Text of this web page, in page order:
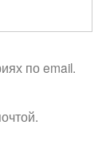
по email.